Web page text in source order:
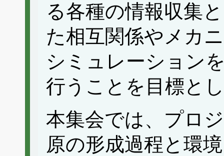
る各種の情報収集
た相互関係やメカ
シミュレーション
行うことを目標と
本集会では、プロ
原の形成過程と環